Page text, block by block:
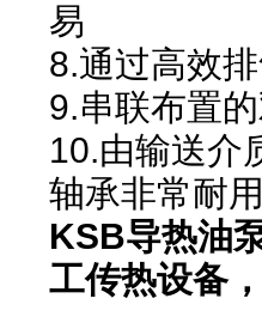
易
8.通过高效
9.串联布置
10.由输送介
轴承非常耐
KSB导热油
工传热设备